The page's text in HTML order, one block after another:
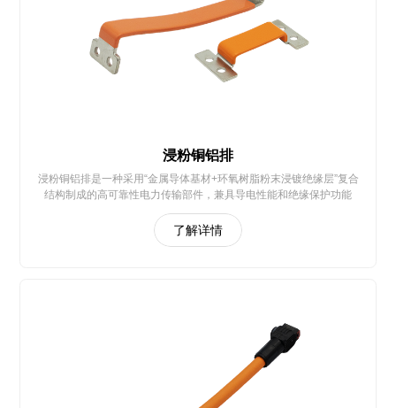
浸粉铜铝排
浸粉铜铝排是一种采用“金属导体基材+环氧树脂粉末浸镀绝缘层”复合
结构制成的高可靠性电力传输部件，兼具导电性能和绝缘保护功能
了解详情